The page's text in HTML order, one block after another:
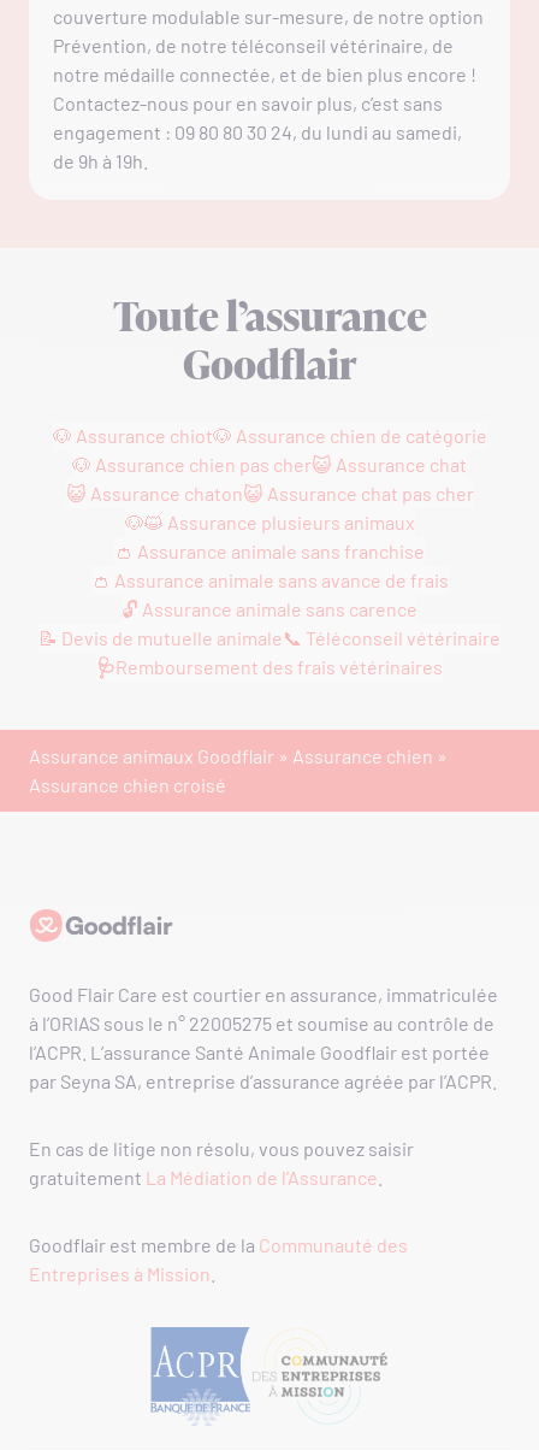
couverture modulable sur-mesure, de notre option
Prévention, de notre téléconseil vétérinaire, de
notre médaille connectée, et de bien plus encore !
Contactez-nous pour en savoir plus, c’est sans
engagement : 09 80 80 30 24, du lundi au samedi,
de 9h à 19h.
Toute l’assurance
Goodflair
🐶 Assurance chiot🐶 Assurance chien de catégorie
🐶 Assurance chien pas cher😺 Assurance chat
😺 Assurance chaton😺 Assurance chat pas cher
🐶😺 Assurance plusieurs animaux
👛 Assurance animale sans franchise
👛 Assurance animale sans avance de frais
🔓 Assurance animale sans carence
📝 Devis de mutuelle animale📞 Téléconseil vétérinaire
🩺Remboursement des frais vétérinaires
Assurance animaux Goodflair » Assurance chien »
Assurance chien croisé
Goodflair
Good Flair Care est courtier en assurance, immatriculée
à l’ORIAS sous le n° 22005275 et soumise au contrôle de
l’ACPR. L’assurance Santé Animale Goodflair est portée
par Seyna SA, entreprise d’assurance agréée par l’ACPR.
En cas de litige non résolu, vous pouvez saisir
gratuitement La Médiation de l’Assurance
Goodflair est membre de la Communauté des
Entreprises à Mission